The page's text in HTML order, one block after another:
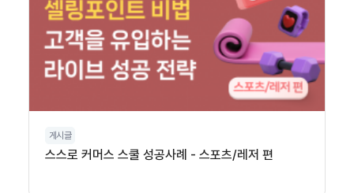
게시글
스스로 커머스 스쿨 성공사례 - 스포츠/레저 편